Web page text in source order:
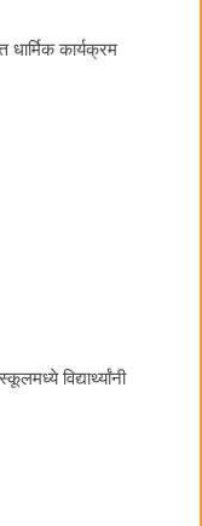
धार्मिक कार्यक्रम
विद्यार्थ्यांनी